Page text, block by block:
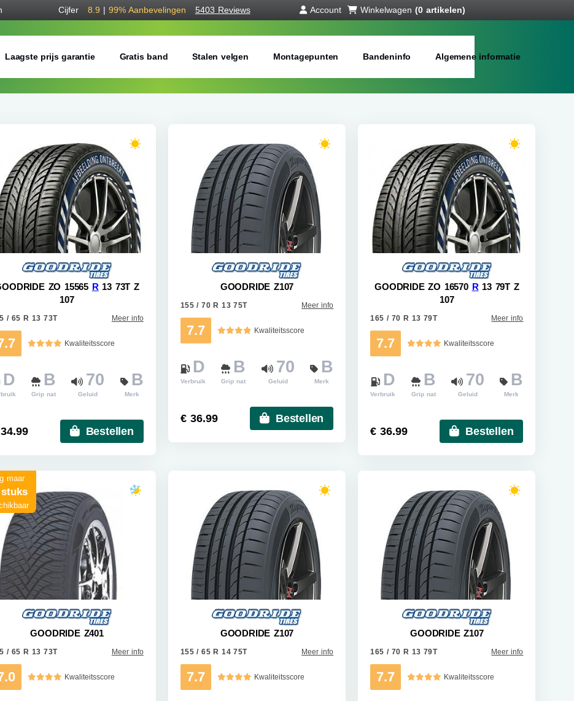
Cijfer 8.9 | 99% Aanbevelingen 5403 Reviews Account Winkelwagen (0 artikelen)
Laagste prijs garantie Gratis band Stalen velgen Montagepunten Bandeninfo Algemene informatie
ZO 15565 R 13 73T Z
107
/ 65 R 13 73T Meer info
Kwaliteitsscore
D B
Grip nat
70
Geluid
B
Merk
Bestellen
GOODRIDE Z107
155 / 70 R 13 75T Meer info
7.7 Kwaliteitsscore
D
Verbruik
B
Grip nat
70
Geluid
B
Merk
€ 36.99 Bestellen
GOODRIDE ZO 16570 R 13 79T Z
107
165 / 70 R 13 79T Meer info
7.7 Kwaliteitsscore
D
Verbruik
B
Grip nat
70
Geluid
B
Merk
€ 36.99 Bestellen
maar
stuks
GOODRIDE Z401
/ 65 R 13 73T Meer info
Kwaliteitsscore
GOODRIDE Z107
155 / 65 R 14 75T Meer info
7.7 Kwaliteitsscore
GOODRIDE Z107
165 / 70 R 13 79T Meer info
7.7 Kwaliteitsscore